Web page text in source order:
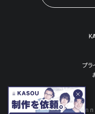
プラ
©2026